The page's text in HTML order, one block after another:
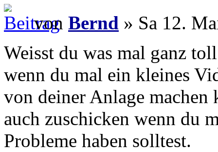
von Bernd » Sa 12.
Weisst du was mal ganz
wenn du mal ein kleines
von deiner Anlage
auch zuschicken wenn du
Probleme haben solltest.